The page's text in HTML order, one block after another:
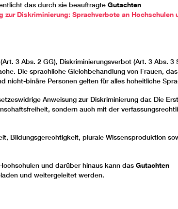
das durch sie beauftragte Gutachten
zur Diskriminierung: Sprachverbote an Hochschulen
3 Abs. 2 GG), Diskriminierungsverbot (Art. 3 Abs. 3
Die sprachliche Gleichbehandlung von Frauen,
nicht-binäre Personen gelten für alles hoheitliche
Anweisung zur Diskriminierung dar. Die
sondern auch mit der
Bildungsgerechtigkeit, plurale Wissensproduktion
und darüber hinaus kann das Gutachten
und weitergeleitet werden.